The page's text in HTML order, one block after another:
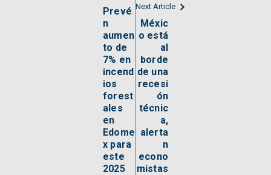
Prevé
n
aumen
to de
7% en
incend
ios
forest
ales
en
Edome
x para
este
2025
Next Article
Méxic
o está
al
borde
de una
recesi
ón
técnic
a,
alerta
n
econo
mistas